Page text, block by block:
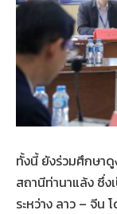
ทั้งนี้ ยังร่วมศึกษา
สถานีท่านาแล้ง ซึ่
ระหว่าง ลาว – จีน